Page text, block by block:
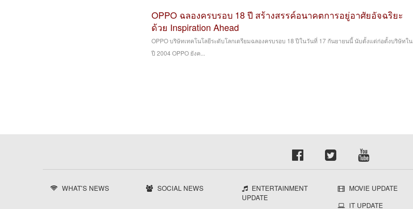
OPPO ฉลองครบรอบ 18 ปี สร้างสรรค์อนาคตการอยู่อาศัยอัจฉริยะ
ด้วย Inspiration Ahead
OPPO บริษัทเทคโนโลยีระดับโลกเตรียมฉลองครบรอบ 18 ปีในวันที่ 17 กันยายนนี้ นับตั้งแต่ก่อตั้งบริษัทใน
ปี 2004 OPPO ยังค...
WHAT'S NEWS SOCIAL NEWS
ENTERTAINMENT
UPDATE
MOVIE UPDATE
IT UPDATE